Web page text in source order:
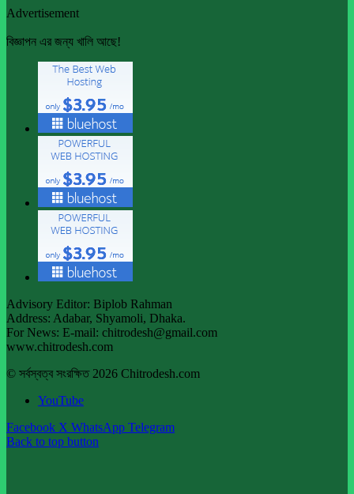
Advertisement
বিজ্ঞাপন এর জন্য খালি আছে!
Advisory Editor: Biplob Rahman
Address: Adabar, Shyamoli, Dhaka.
For News: E-mail: chitrodesh@gmail.com
www.chitrodesh.com
© সর্বস্বত্ব সংরক্ষিত 2026 Chitrodesh.com
YouTube
Facebook X WhatsApp Telegram
Back to top button